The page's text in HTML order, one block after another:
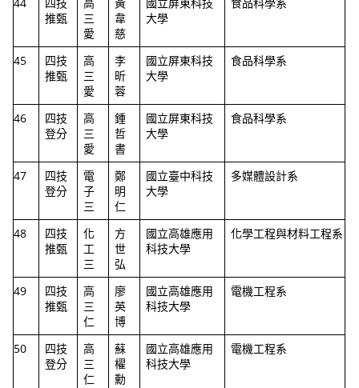
推甄
三
愛
韋
慈
大學
45
四技
推甄
高
三
愛
李
昕
蓉
國立屏東科技
大學
食品科學系
46
四技
登分
高
三
愛
鍾
哲
書
國立屏東科技
大學
食品科學系
47
四技
登分
電
子
三
鄭
明
仁
國立臺中科技
大學
多媒體設計系
48
四技
推甄
化
工
三
方
世
弘
國立高雄應用
科技大學
化學工程與材料工程系
49
四技
推甄
高
三
仁
廖
英
博
國立高雄應用
科技大學
電機工程系
50
四技
登分
高
三
仁
蘇
櫂
勳
國立高雄應用
科技大學
電機工程系